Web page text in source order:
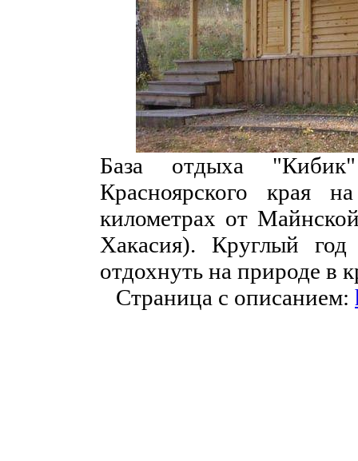
База отдыха
Красноярского края
километрах от
Хакасия). Круглый
отдохнуть на природе в
Страница с описанием: